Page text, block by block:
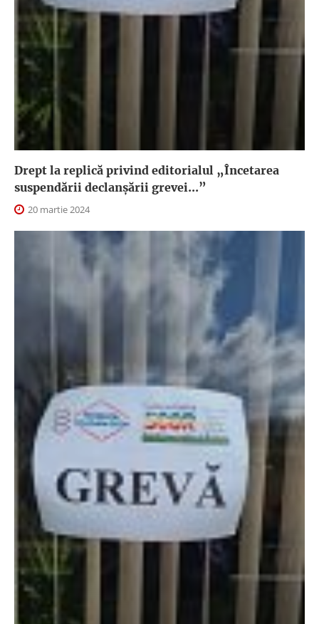
Drept la replică privind editorialul „Încetarea
suspendării declanşării grevei...”
20 martie 2024